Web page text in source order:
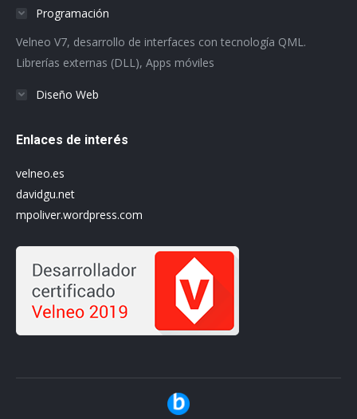
window
new
windowwindowwindowwindowwindow
Programación
Velneo V7, desarrollo de interfaces con tecnología QML.
Librerías externas (DLL), Apps móviles
Diseño Web
Enlaces de interés
velneo.es
davidgu.net
mpoliver.wordpress.com